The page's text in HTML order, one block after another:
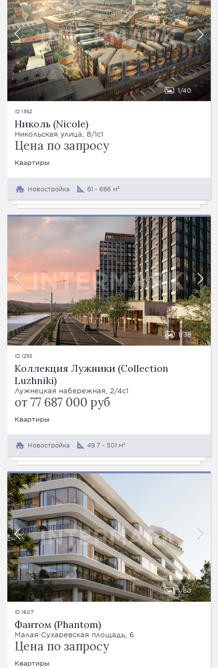
1 40
ID 1352
Николь (Nicole)
Никольская улица, 8/1с1
Цена по запросу
Квартиры
Новостройка 61 - 686 м²
1 38
ID 1255
Коллекция Лужники (Collection
Luzhniki)
Лужнецкая набережная, 2/4с1
от 77 687 000 руб
Квартиры
Новостройка 49.7 - 501 м²
1 80
ID 1607
Фантом (Phantom)
Малая Сухаревская площадь, 6
Цена по запросу
Квартиры